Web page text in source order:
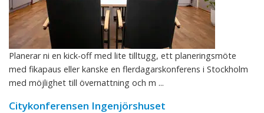
Planerar ni en kick-off med lite tilltugg, ett planeringsmöte
med fikapaus eller kanske en flerdagarskonferens i Stockholm
med möjlighet till övernattning och m ...
Citykonferensen Ingenjörshuset